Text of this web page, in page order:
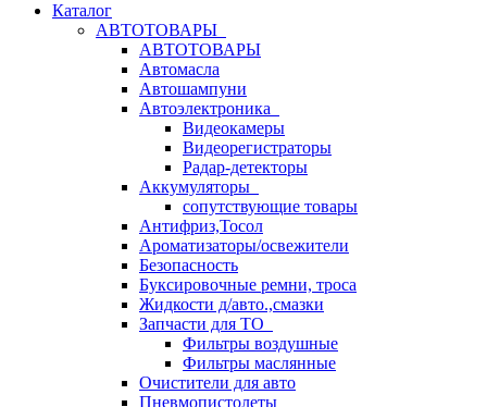
Каталог
АВТОТОВАРЫ
АВТОТОВАРЫ
Автомасла
Автошампуни
Автоэлектроника
Видеокамеры
Видеорегистраторы
Радар-детекторы
Аккумуляторы
сопутствующие товары
Антифриз,Тосол
Ароматизаторы/освежители
Безопасность
Буксировочные ремни, троса
Жидкости д/авто.,смазки
Запчасти для ТО
Фильтры воздушные
Фильтры маслянные
Очистители для авто
Пневмопистолеты